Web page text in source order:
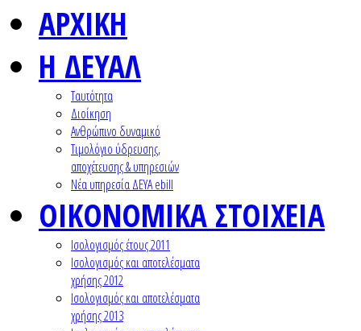
ΑΡΧΙΚΗ
Η ΔΕΥΑΛ
Ταυτότητα
Διοίκηση
Ανθρώπινο δυναμικό
Τιμολόγιο ύδρευσης,
αποχέτευσης & υπηρεσιών
Nέα υπηρεσία ΔΕΥΑ ebill
ΟΙΚΟΝΟΜΙΚΑ ΣΤΟΙΧΕΙΑ
Ισολογισμός έτους 2011
Ισολογισμός και αποτελέσματα
χρήσης 2012
Ισολογισμός και αποτελέσματα
χρήσης 2013